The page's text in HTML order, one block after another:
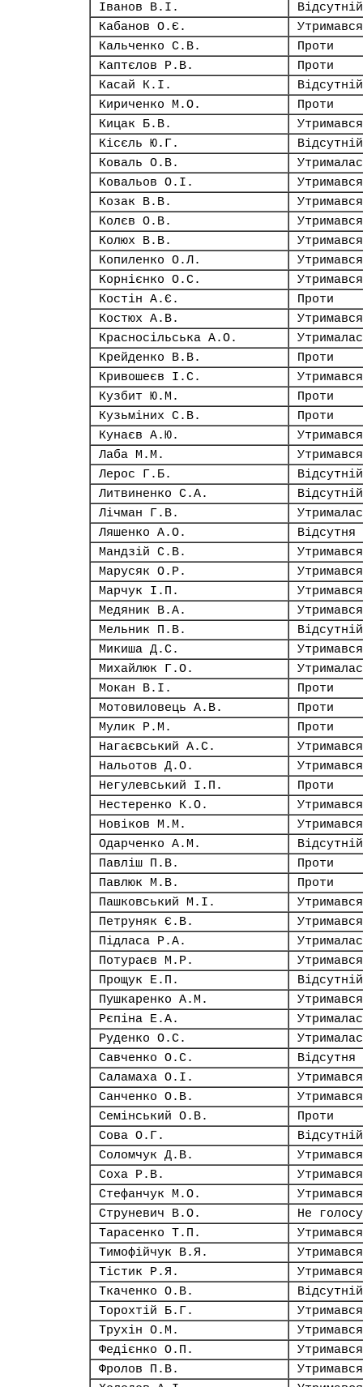
Іванов В.І.
Відсутній
Кабанов О.Є.
Утримався
Кальченко С.В.
Проти
Каптєлов Р.В.
Проти
Касай К.І.
Відсутній
Кириченко М.О.
Проти
Кицак Б.В.
Утримався
Кісєль Ю.Г.
Відсутній
Коваль О.В.
Ковальов О.І.
Утримався
Козак В.В.
Утримався
Колєв О.В.
Утримався
Колюх В.В.
Утримався
Копиленко О.Л.
Утримався
Корнієнко О.С.
Утримався
Костін А.Є.
Проти
Костюх А.В.
Утримався
Красносільська А.О.
Крейденко В.В.
Проти
Кривошеєв І.С.
Утримався
Кузбит Ю.М.
Проти
Кузьміних С.В.
Проти
Кунаєв А.Ю.
Утримався
Лаба М.М.
Утримався
Лерос Г.Б.
Відсутній
Литвиненко С.А.
Відсутній
Лічман Г.В.
Ляшенко А.О.
Відсутня
Мандзій С.В.
Утримався
Марусяк О.Р.
Утримався
Марчук І.П.
Утримався
Медяник В.А.
Утримався
Мельник П.В.
Відсутній
Микиша Д.С.
Утримався
Михайлюк Г.О.
Мокан В.І.
Проти
Мотовиловець А.В.
Проти
Мулик Р.М.
Проти
Нагаєвський А.С.
Утримався
Нальотов Д.О.
Утримався
Негулевський І.П.
Проти
Нестеренко К.О.
Утримався
Новіков М.М.
Утримався
Одарченко А.М.
Відсутній
Павліш П.В.
Проти
Павлюк М.В.
Проти
Пашковський М.І.
Утримався
Петруняк Є.В.
Утримався
Підласа Р.А.
Потураєв М.Р.
Утримався
Прощук Е.П.
Відсутній
Пушкаренко А.М.
Утримався
Рєпіна Е.А.
Руденко О.С.
Савченко О.С.
Відсутня
Саламаха О.І.
Утримався
Санченко О.В.
Утримався
Семінський О.В.
Проти
Сова О.Г.
Відсутній
Соломчук Д.В.
Утримався
Соха Р.В.
Утримався
Стефанчук М.О.
Утримався
Струневич В.О.
Не
Тарасенко Т.П.
Утримався
Тимофійчук В.Я.
Утримався
Тістик Р.Я.
Утримався
Ткаченко О.В.
Відсутній
Торохтій Б.Г.
Утримався
Трухін О.М.
Утримався
Федієнко О.П.
Утримався
Фролов П.В.
Утримався